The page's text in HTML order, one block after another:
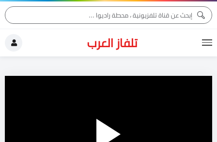
تلفاز العرب